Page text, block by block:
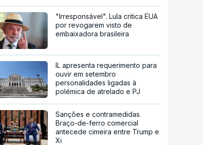
"Irresponsável". Lula critica EUA
por revogarem visto de
embaixadora brasileira
IL apresenta requerimento para
ouvir em setembro
personalidades ligadas à
polémica de atrelado e PJ
Sanções e contramedidas.
Braço-de-ferro comercial
antecede cimeira entre Trump e
Xi